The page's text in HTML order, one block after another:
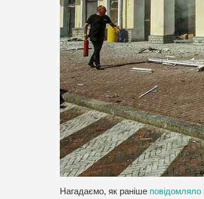
Нагадаємо, як раніше повідомляло